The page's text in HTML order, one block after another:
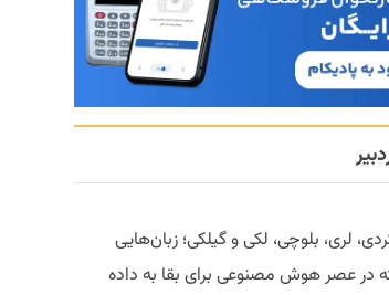
لری، بلوچی، لکی و گیلکی؛ زبان‌هایی
در عصر هوش مصنوعی برای بقا به داده